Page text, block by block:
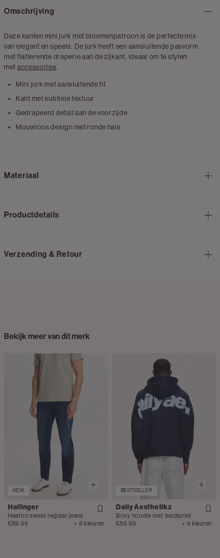
Omschrijving
Deze kanten mini jurk met bloemenpatroon is de perfecte mix
van elegant en speels. De jurk heeft een aansluitende pasvorm
met flatterende draperie aan de zijkant, ideaal om te stylen
met accessoires.
Mini jurk met aansluitende fit
Kant met subtiele textuur
Gedrapeerd detail aan de voorzijde
Mouwloos design met ronde hals
Materiaal
Productdetails
Verzending & Retour
Bekijk meer van dit merk
NEW
Hallinger
Heaton sweat regular jeans
€89.95
+ 8 kleuren
BESTSELLER
Daily Aesthetikz
Boxy hoodie met backprint
€59.95
+ 5 kleuren